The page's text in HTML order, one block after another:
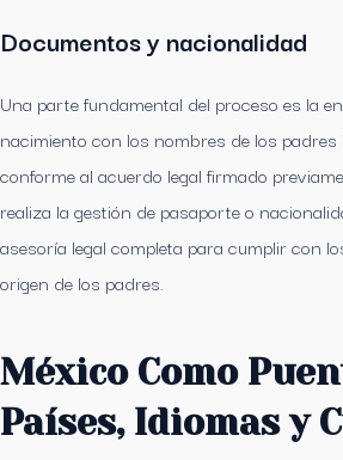
Documentos y nacionalidad
Una parte fundamental del proceso es la
nacimiento con los nombres de los
conforme al acuerdo legal firmado
realiza la gestión de pasaporte o
asesoría legal completa para cumplir con
origen de los padres.
México Como
Países, Idiomas y